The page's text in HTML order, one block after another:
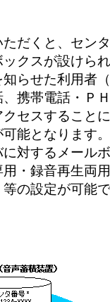
だくと、セン
クスが設けら
らせた利用者
携帯電話・Ｐ
セスすること
能となります。
対するメール
・録音再生両
等の設定が可能